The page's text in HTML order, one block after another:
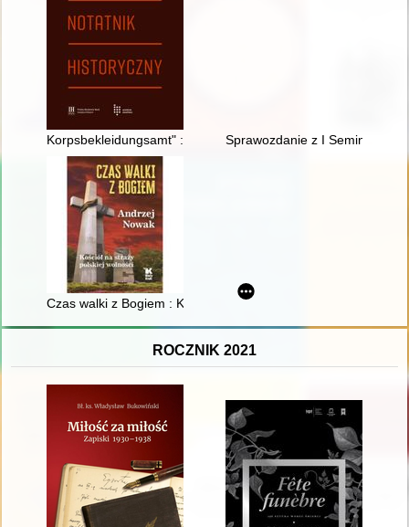
Korpsbekleidungsamt" : geneza : przyczynek do studium
Sprawozdanie z I Seminarium
Czas walki z Bogiem : Kościół na straży polskiej wolności
ROCZNIK 2021